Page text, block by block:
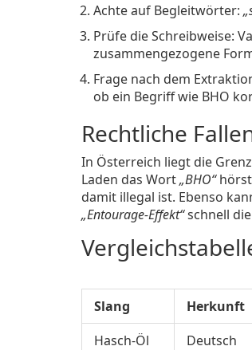
Achte auf Begleitwörter:
Prüfe die Schreibweise:
zusammengezogene
Frage nach dem
ob ein Begriff wie BHO
Rechtliche
In Österreich liegt die
Laden das Wort„BHO“
damit illegal ist. Ebenso
„Entourage‑Effekt“schnell die
Slang
Herkunft
Hasch‑Öl
Deutsch